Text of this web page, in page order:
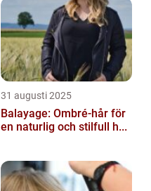
31 augusti 2025
Balayage: Ombré-hår för
en naturlig och stilfull h...